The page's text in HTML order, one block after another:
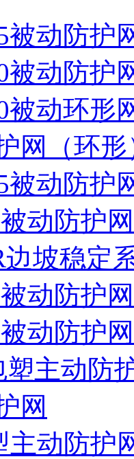
被动防护
被动防护
被动环形
网（环形
被动防护
动防护
边坡稳定
动防护
动防护
塑主动防
网
主动防护